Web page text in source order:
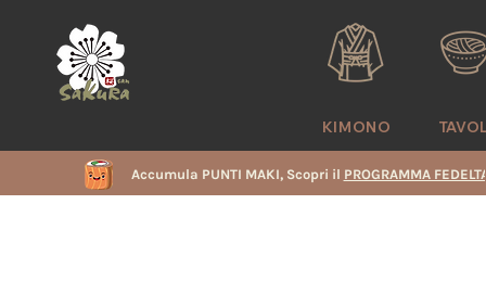
KIMONO
Accumula PUNTI MAKI, Scopri il PROGRAMMA FEDELTA'